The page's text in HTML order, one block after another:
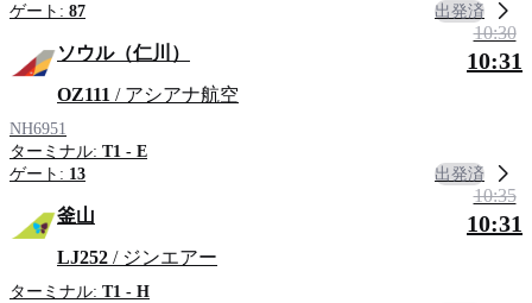
ゲート: 87 出発済
ソウル（仁川）
OZ111 / アシアナ航空
NH6951
ターミナル: T1 - E
ゲート: 13
10:30
10:31
出発済
釜山
LJ252 / ジンエアー
ターミナル: T1 - H
10:35
10:31